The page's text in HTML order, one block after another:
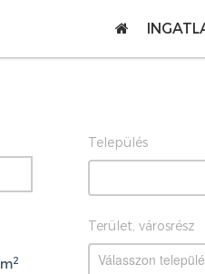
Település
m2
Terület, városrész
Válasszon